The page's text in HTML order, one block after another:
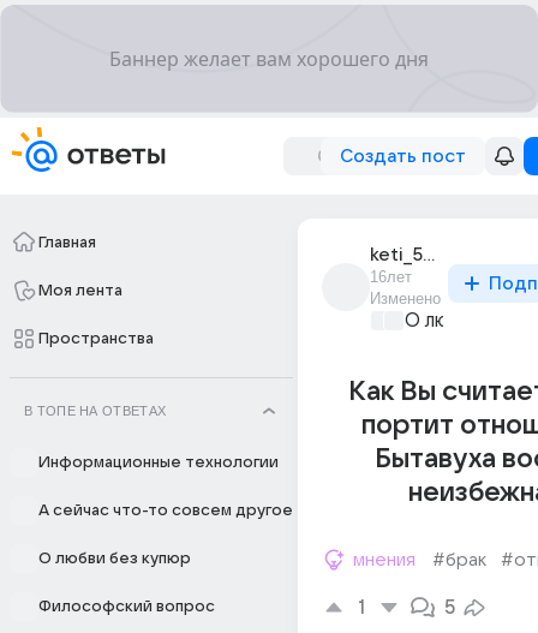
Создать пост
Главная
Моя лента
Пространства
В ТОПЕ НА ОТВЕТАХ
Информационные технологии
А сейчас что-то совсем другое
О любви без купюр
Философский вопрос
keti_542
16лет
Изменено
О любви без
Как Вы
портит
Бытавуха
мнения #брак
1 5